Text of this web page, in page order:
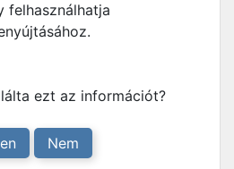
felhasználhatja
ezt az információt?
Nem